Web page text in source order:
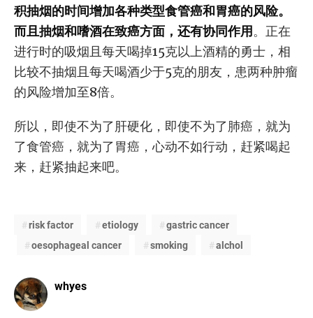
积抽烟的时间增加各种类型食管癌和胃癌的风险。
而且抽烟和嗜酒在致癌方面，还有协同作用。正在
进行时的吸烟且每天喝掉15克以上酒精的勇士，相
比较不抽烟且每天喝酒少于5克的朋友，患两种肿瘤
的风险增加至8倍。
所以，即使不为了肝硬化，即使不为了肺癌，就为
了食管癌，就为了胃癌，心动不如行动，赶紧喝起
来，赶紧抽起来吧。
risk factor etiology
gastric cancer
oesophageal cancer
smoking alchol
whyes